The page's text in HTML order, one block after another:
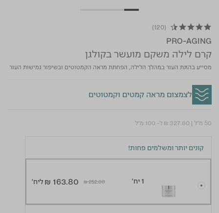
4.6 star rating
(120)
PRO-AGING
קרם לילה משקם מועשר בקולגן
מסייע בהזנת העור במהלך הלילה, הפחתת מראה הקמטוטים ובשיפור גמישות העור
לצמצום מראה קמטים וקמטוטים
50 מ"ל ₪ 327.60 ל- 100 מ"ל
קונים יותר ומשלמים פחות!
1 יח' ליח' ₪ 163.80 Price reduced from
₪ 252.00to